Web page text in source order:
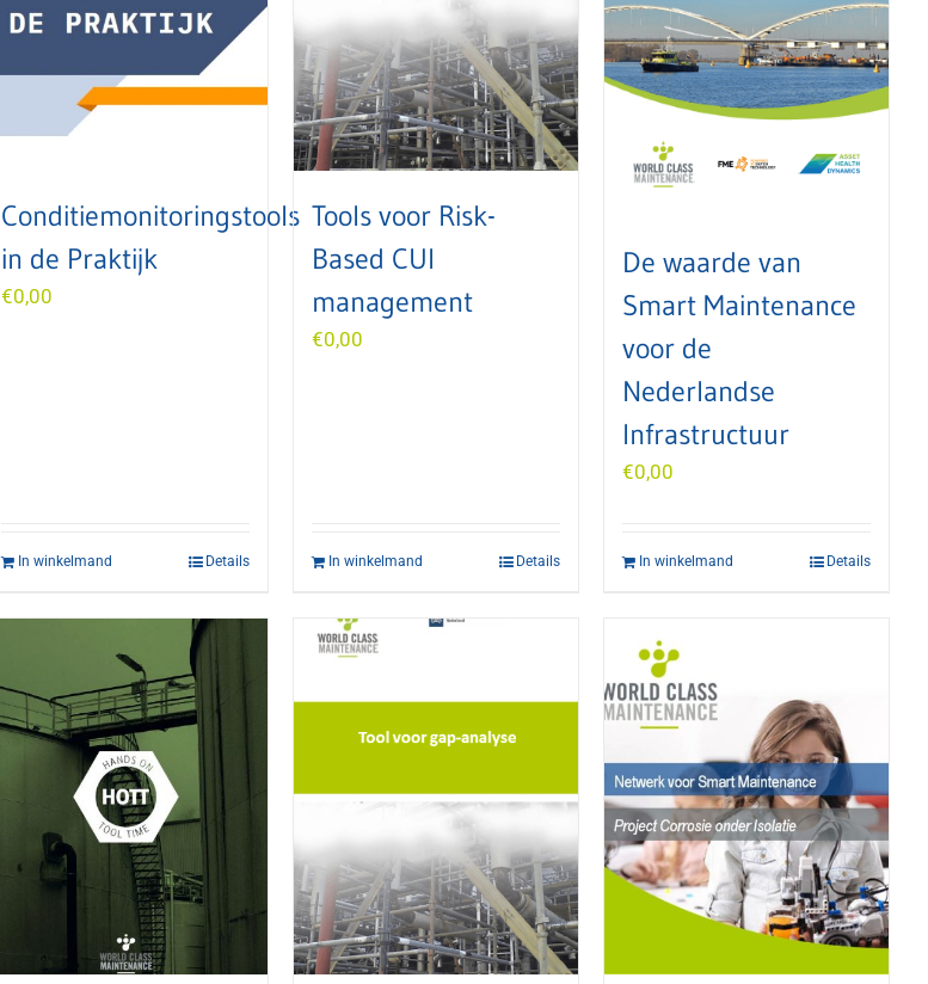
Conditiemonitoringstools
in de Praktijk
€0,00
In winkelmand Details
Tools voor Risk-
Based CUI
management
€0,00
In winkelmand Details
De waarde van
Smart Maintenance
voor de
Nederlandse
Infrastructuur
€0,00
In winkelmand Details